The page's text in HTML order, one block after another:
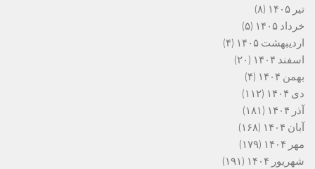
تیر ۱۴۰۵
(۸)
خرداد ۱۴۰۵
(۵)
اردیبهشت ۱۴۰۵
(۴)
اسفند ۱۴۰۴
(۲۰)
بهمن ۱۴۰۴
(۴)
دی ۱۴۰۴
(۱۱۲)
آذر ۱۴۰۴
(۱۸۱)
آبان ۱۴۰۴
(۱۶۸)
مهر ۱۴۰۴
(۱۷۹)
شهریور ۱۴۰۴
(۱۹۱)